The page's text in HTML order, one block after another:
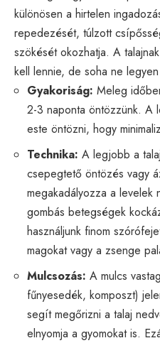
különösen a hirtelen
repedezését, túlzott
szökését okozhatja. A
kell lennie, de soha ne
Gyakoriság: Meleg
2-3 naponta öntözzünk. A
este öntözni, hogy
Technika: A legjobb a
csepegtető öntözés vagy
megakadályozza a levelek
gombás betegségek
használjunk finom
magokat vagy a zsenge
Mulcsozás: A mulcs
fűnyesedék, komposzt)
segít megőrizni a talaj
elnyomja a gyomokat is.